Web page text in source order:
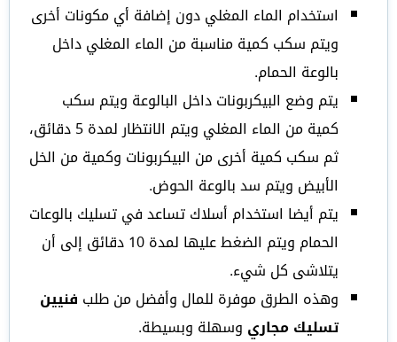
استخدام الماء المغلي دون إضافة أي مكونات أخرى
ويتم سكب كمية مناسبة من الماء المغلي داخل
بالوعة الحمام.
يتم وضع البيكربونات داخل البالوعة ويتم سكب
كمية من الماء المغلي ويتم الانتظار لمدة 5 دقائق،
ثم سكب كمية أخرى من البيكربونات وكمية من الخل
الأبيض ويتم سد بالوعة الحوض.
يتم أيضا استخدام أسلاك تساعد في تسليك بالوعات
الحمام ويتم الضغط عليها لمدة 10 دقائق إلى أن
يتلاشى كل شيء.
وهذه الطرق موفرة للمال وأفضل من طلب فنيين
تسليك مجاري وسهلة وبسيطة.